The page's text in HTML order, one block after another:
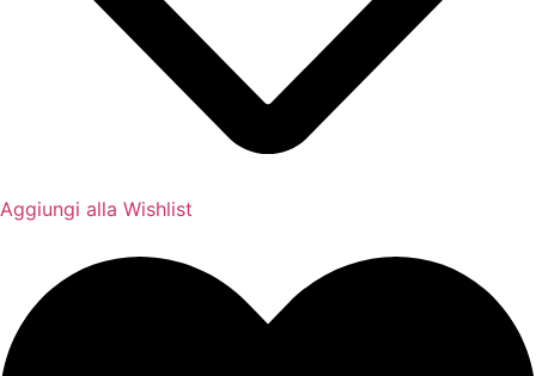
Aggiungi alla Wishlist